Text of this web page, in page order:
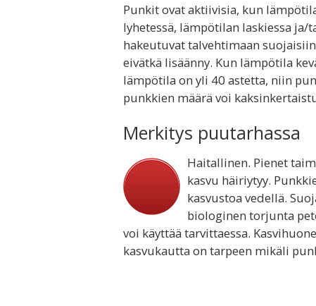
Punkit ovat aktiivisia, kun
lyhetessä, lämpötilan laskiessa
hakeutuvat talvehtimaan
eivätkä lisäänny. Kun lämpötila
lämpötila on yli 40 astetta, niin
punkkien määrä voi
Merkitys puutarhassa
Haitallinen. Pienet
kasvu häiriytyy.
kasvustoa vedellä.
biologinen torjunta
voi käyttää tarvittaessa.
kasvukautta on tarpeen mikäli